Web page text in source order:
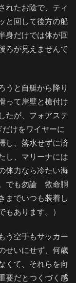
れたお陰で、ティ
と回して後方の船
身だけでは体が回
ろが見えませんで
と自艇から降り
って岸壁と槍付け
たが、フォアステ
けをワイヤーに
し、落水せずに済
し、マリーナには
体力なら冷たい海
でも勿論 救命胴
までいつも装着し
もあります。）
空手もサッカー
せいにせず、何歳
くて、それらを向
要だとつくづく感